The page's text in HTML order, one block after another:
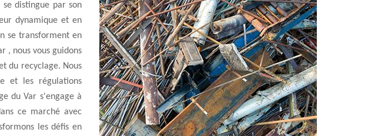
distingue par son
dynamique et en
se transforment en
, nous vous guidons
du recyclage. Nous
et les régulations
du Var s'engage à
ce marché avec
les défis en